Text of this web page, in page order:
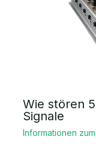
Wie stören
Signale
Informationen